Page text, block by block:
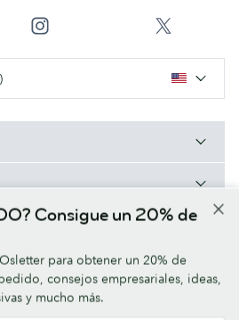
Consigue un 20% de
para obtener un 20% de
consejos empresariales, ideas,
y mucho más.